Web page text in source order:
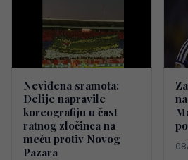
Neviđena sramota:
Delije napravile
koreografiju u čast
ratnog zločinca na
meču protiv Novog
Pazara